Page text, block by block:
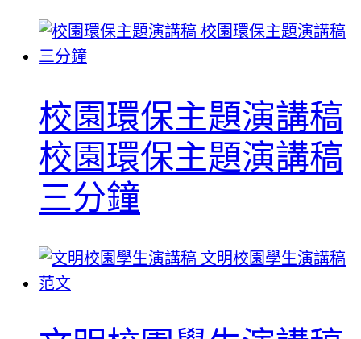
校園環保主題演講稿
校園環保主題演講稿
三分鐘